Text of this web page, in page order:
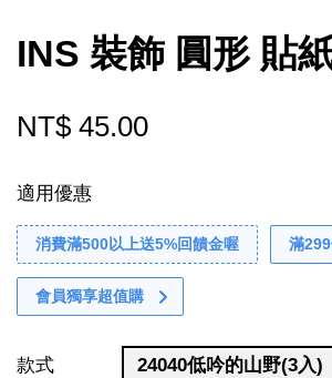
INS 裝飾 圓形 貼
NT$ 45.00
適用優惠
消費滿500以上送5%回饋金喔 滿
會員獨享超值購
款式
24040低吟的山野(3入)